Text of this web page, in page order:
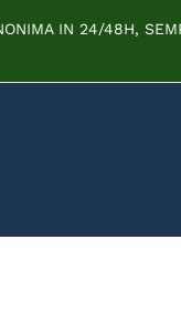
IN 24/48H,